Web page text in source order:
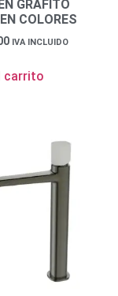
GRAFITO
COLORES
IVA INCLUIDO
carrito